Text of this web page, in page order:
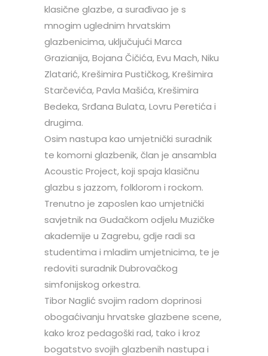
klasične glazbe, a surađivao je s
mnogim uglednim hrvatskim
glazbenicima, uključujući Marca
Grazianija, Bojana Čičića, Evu Mach, Niku
Zlatarić, Krešimira Pustičkog, Krešimira
Starčevića, Pavla Mašića, Krešimira
Bedeka, Srđana Bulata, Lovru Peretića i
drugima.
Osim nastupa kao umjetnički suradnik
te komorni glazbenik, član je ansambla
Acoustic Project, koji spaja klasičnu
glazbu s jazzom, folklorom i rockom.
Trenutno je zaposlen kao umjetnički
savjetnik na Gudačkom odjelu Muzičke
akademije u Zagrebu, gdje radi sa
studentima i mladim umjetnicima, te je
redoviti suradnik Dubrovačkog
simfonijskog orkestra.
Tibor Naglić svojim radom doprinosi
obogaćivanju hrvatske glazbene scene,
kako kroz pedagoški rad, tako i kroz
bogatstvo svojih glazbenih nastupa i